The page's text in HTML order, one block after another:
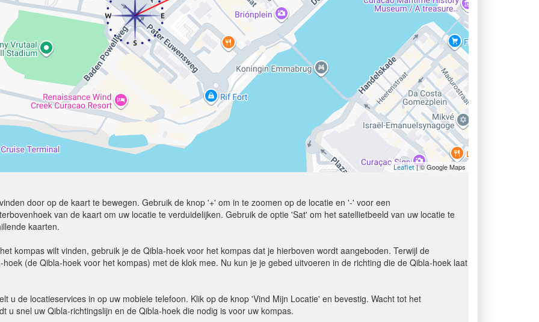
Leaflet| © Google Maps
door op de kaart te bewegen. Gebruik de knop '+' om in te zoomen op de locatie en '-' voor een
van de kaart om uw locatie te verduidelijken. Gebruik de optie 'Sat' om het satellietbeeld van uw locatie te
kaarten.
kompas wilt vinden, gebruik je de Qibla-hoek voor het kompas dat je hierboven wordt aangeboden. Terwijl de
(de Qibla-hoek voor het kompas) met de klok mee. Nu kun je je gebed uitvoeren in de richting die de Qibla-hoek laat
u de locatieservices in op uw mobiele telefoon. Klik op de knop 'Vind Mijn Locatie' en bevestig. Wacht tot het
u snel uw Qibla-richtingslijn en de Qibla-hoek die nodig is voor uw kompas.